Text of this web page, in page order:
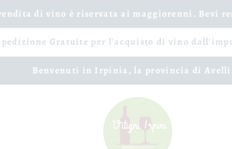
di vino è riservata ai maggiorenni. Bevi
Gratuite per l'acquisto di vino
Benvenuti in Irpinia, la provincia di